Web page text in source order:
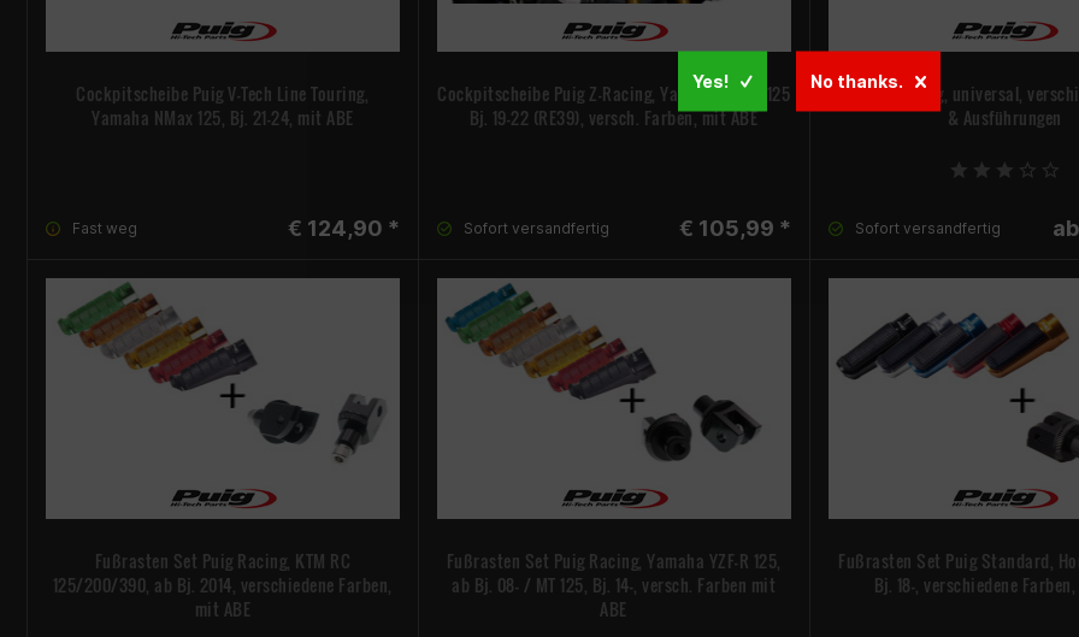
Cockpitscheibe Puig V-Tech Line Touring,
Yamaha NMax 125, Bj. 21-24, mit ABE
Fast weg € 124,90 *
Cockpitscheibe Puig Z-Racing, Yamaha YZF-R 125
Bj. 19-22 (RE39), versch. Farben, mit ABE
Sofort versandfertig € 105,99 *
Fußrasten Puig, universal,
& Ausführungen
Sofort versandfertig
Fußrasten Set Puig Racing, KTM RC
125/200/390, ab Bj. 2014, verschiedene Farben,
mit ABE
Fußrasten Set Puig Racing, Yamaha YZF-R 125,
ab Bj. 08- / MT 125, Bj. 14-, versch. Farben mit
ABE
Fußrasten Set Puig Standard,
Bj. 18-, verschiedene
Yes! No thanks.